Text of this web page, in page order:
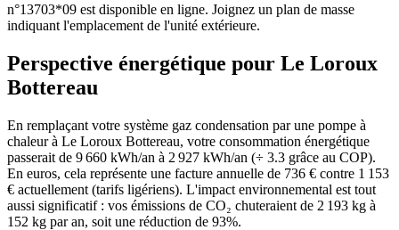
n°13703*09 est disponible en ligne. Joignez un plan de masse
indiquant l'emplacement de l'unité extérieure.
Perspective énergétique pour Le Loroux
Bottereau
En remplaçant votre système gaz condensation par une pompe à
chaleur à Le Loroux Bottereau, votre consommation énergétique
passerait de 9 660 kWh/an à 2 927 kWh/an (÷ 3.3 grâce au COP).
En euros, cela représente une facture annuelle de 736 € contre 1 153
€ actuellement (tarifs ligériens). L'impact environnemental est tout
aussi significatif : vos émissions de CO₂ chuteraient de 2 193 kg à
152 kg par an, soit une réduction de 93%.